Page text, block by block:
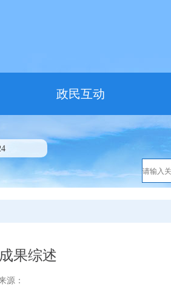
政民互动
果综述
源：